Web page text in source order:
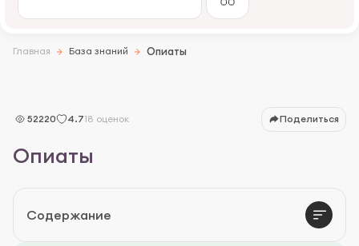
Главная База знаний Опиаты
52220 4.718 оценок Поделиться
Опиаты
Содержание
Подготовка к анализу